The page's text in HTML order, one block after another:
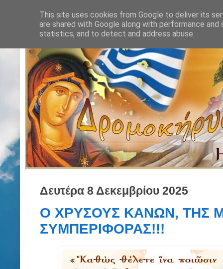
Δευτέρα 8 Δεκεμβρίου 2025
Ο ΧΡΥΣΟΥΣ ΚΑΝΩΝ, ΤΗΣ
ΣΥΜΠΕΡΙΦΟΡΑΣ!!!
This site uses cookies from Google to deliver its
are shared with Google along with performance
statistics, and to detect and address abuse.